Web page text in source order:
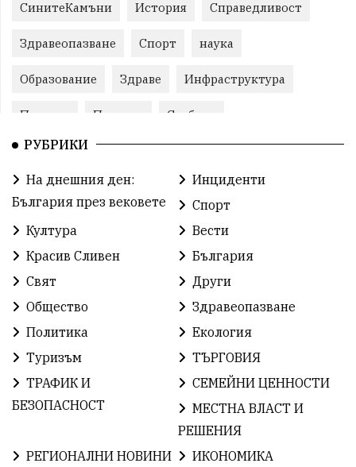
СинитеКамъни История Справедливост
Здравеопазване Спорт наука
Образование Здраве Инфраструктура
Пеевски Протест Свобода
ИвелинМихайлов
Празник ГражданскоОбщество
РадостинВасилев ЛекаАтлетика
ХристоИлиев БългарскоЗемеделие
БългарскиСпорт
ОбщественИнтерес земеделие
ИсторияНаБългария Иновации САЩ
БългарскаГордост Археология Твърдица
Легенда Право
РУБРИКИ
На днешния ден:
България през вековете
Инциденти
Спорт
Култура
Вести
Красив Сливен
България
Свят
Други
Общество
Здравеопазване
Политика
Екология
Туризъм
ТЪРГОВИЯ
ТРАФИК И
БЕЗОПАСНОСТ
СЕМЕЙНИ ЦЕННОСТИ
МЕСТНА ВЛАСТ И
РЕШЕНИЯ
РЕГИОНАЛНИ НОВИНИ
ИКОНОМИКА